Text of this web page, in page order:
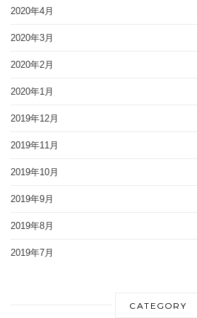
2020年4月
2020年3月
2020年2月
2020年1月
2019年12月
2019年11月
2019年10月
2019年9月
2019年8月
2019年7月
CATEGORY